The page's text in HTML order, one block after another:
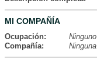
MI COMPAÑÍA
Ocupación:
Ninguno
Compañía:
Ninguna